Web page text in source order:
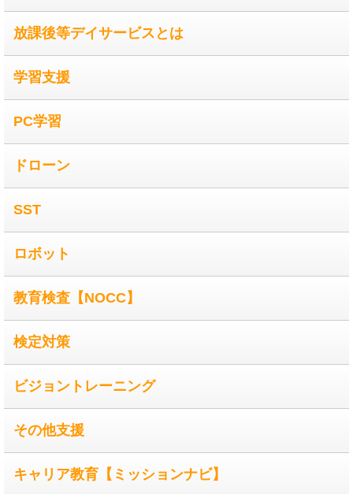
放課後等デイサービスとは
学習支援
PC学習
ドローン
SST
ロボット
教育検査【NOCC】
検定対策
ビジョントレーニング
その他支援
キャリア教育【ミッションナビ】